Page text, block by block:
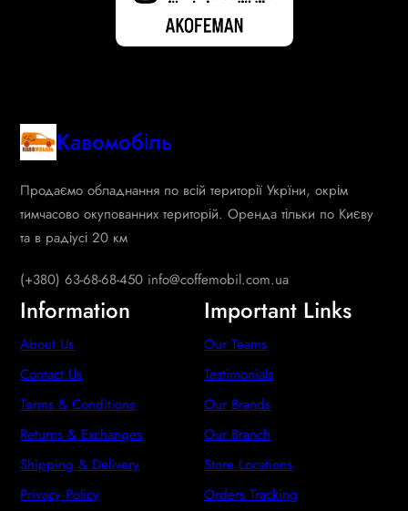
Кавомобіль
Продаємо обладнання по всій території Укрїни, окрім
тимчасово окупованних територій. Оренда тільки по Києву
та в радіусі 20 км
(+380) 63-68-68-450 info@coffemobil.com.ua
Information
About Us
Contact Us
Terms & Conditions
Returns & Exchanges
Shipping & Delivery
Privacy Policy
Important Links
Our Teams
Testimonials
Our Brands
Our Branch
Store Locations
Orders Tracking